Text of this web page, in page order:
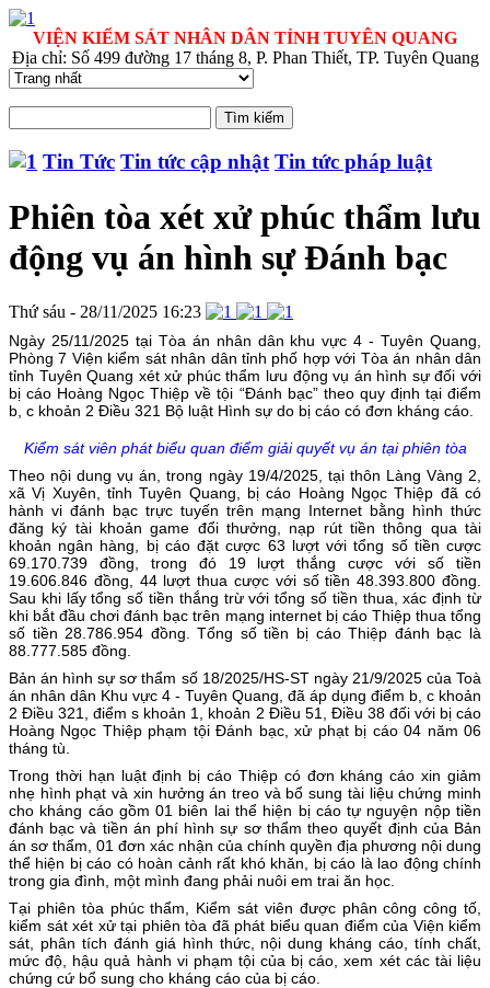
VIỆN KIỂM SÁT NHÂN DÂN TỈNH TUYÊN QUANG
Địa chỉ: Số 499 đường 17 tháng 8, P. Phan Thiết, TP. Tuyên Quang
Tin Tức Tin tức cập nhật Tin tức pháp luật
Phiên tòa xét xử phúc thẩm lưu
động vụ án hình sự Đánh bạc
Thứ sáu - 28/11/2025 16:23
Ngày 25/11/2025 tại Tòa án nhân dân khu vực 4 - Tuyên Quang,
Phòng 7 Viện kiểm sát nhân dân tỉnh phố hợp với Tòa án nhân dân
tỉnh Tuyên Quang xét xử phúc thẩm lưu động vụ án hình sự đối với
bị cáo Hoàng Ngọc Thiệp về tội “Đánh bạc” theo quy định tại điểm
b, c khoản 2 Điều 321 Bộ luật Hình sự do bị cáo có đơn kháng cáo.
Kiểm sát viên phát biểu quan điểm giải quyết vụ án tại phiên tòa
Theo nội dung vụ án, trong ngày 19/4/2025, tại thôn Làng Vàng 2,
xã Vị Xuyên, tỉnh Tuyên Quang, bị cáo Hoàng Ngọc Thiệp đã có
hành vi đánh bạc trực tuyến trên mạng Internet bằng hình thức
đăng ký tài khoản game đổi thưởng, nạp rút tiền thông qua tài
khoản ngân hàng, bị cáo đặt cược 63 lượt với tổng số tiền cược
69.170.739 đồng, trong đó 19 lượt thắng cược với số tiền
19.606.846 đồng, 44 lượt thua cược với số tiền 48.393.800 đồng.
Sau khi lấy tổng số tiền thắng trừ với tổng số tiền thua, xác định từ
khi bắt đầu chơi đánh bạc trên mạng internet bị cáo Thiệp thua tổng
số tiền 28.786.954 đồng. Tổng số tiền bị cáo Thiệp đánh bạc là
88.777.585 đồng.
Bản án hình sự sơ thẩm số 18/2025/HS-ST ngày 21/9/2025 của Toà
án nhân dân Khu vực 4 - Tuyên Quang, đã áp dụng điểm b, c khoản
2 Điều 321, điểm s khoản 1, khoản 2 Điều 51, Điều 38 đối với bị cáo
Hoàng Ngọc Thiệp phạm tội Đánh bạc, xử phạt bị cáo 04 năm 06
tháng tù.
Trong thời hạn luật định bị cáo Thiệp có đơn kháng cáo xin giảm
nhẹ hình phạt và xin hưởng án treo và bổ sung tài liệu chứng minh
cho kháng cáo gồm 01 biên lai thể hiện bị cáo tự nguyện nộp tiền
đánh bạc và tiền án phí hình sự sơ thẩm theo quyết định của Bản
án sơ thẩm, 01 đơn xác nhận của chính quyền địa phương nội dung
thể hiện bị cáo có hoàn cảnh rất khó khăn, bị cáo là lao động chính
trong gia đình, một mình đang phải nuôi em trai ăn học.
Tại phiên tòa phúc thẩm, Kiểm sát viên được phân công công tố,
kiểm sát xét xử tại phiên tòa đã phát biểu quan điểm của Viện kiểm
sát, phân tích đánh giá hình thức, nội dung kháng cáo, tính chất,
mức độ, hậu quả hành vi phạm tội của bị cáo, xem xét các tài liệu
chứng cứ bổ sung cho kháng cáo của bị cáo.